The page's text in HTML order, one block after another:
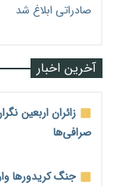
صادراتی ابلاغ شد
آخرین اخبار
زائران اربعین
صرافی‌ها